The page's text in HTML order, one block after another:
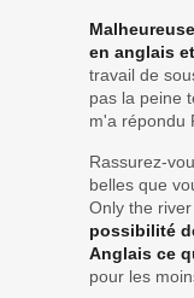
en anglais
travail de
pas la peine
m'a répondu
Rassurez-
belles que
Only the
possibilité
Anglais ce
pour les